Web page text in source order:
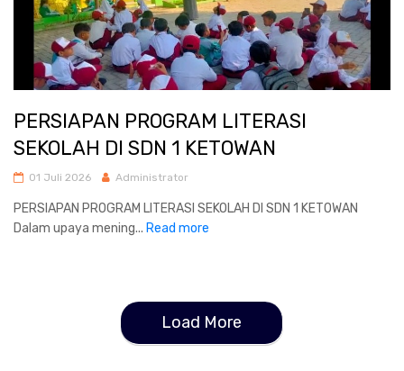
PERSIAPAN PROGRAM LITERASI
SEKOLAH DI SDN 1 KETOWAN
01 Juli 2026 Administrator
PERSIAPAN PROGRAM LITERASI SEKOLAH DI SDN 1 KETOWAN
Dalam upaya mening... Read more
Load More